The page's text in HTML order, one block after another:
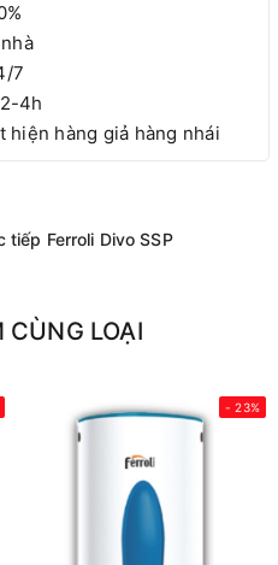
7
4h
hiện hàng giả hàng nhái
tiếp Ferroli Divo SSP
CÙNG LOẠI
- 23%